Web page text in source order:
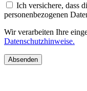
Ich versichere, dass
personenbezogenen
Wir verarbeiten Ihre
Datenschutzhinweise.
Absenden